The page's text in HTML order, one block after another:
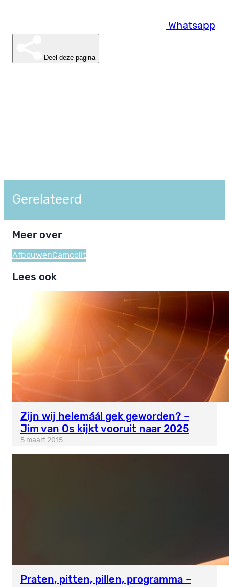
Whatsapp
Deel deze pagina
Gerelateerd
Meer over
AfbouwenCamcolit
Lees ook
Zijn wij helemáál gek geworden? –
Jim van Os kijkt vooruit naar 2025
5 maart 2015
Praten, pitten, pillen, programma –